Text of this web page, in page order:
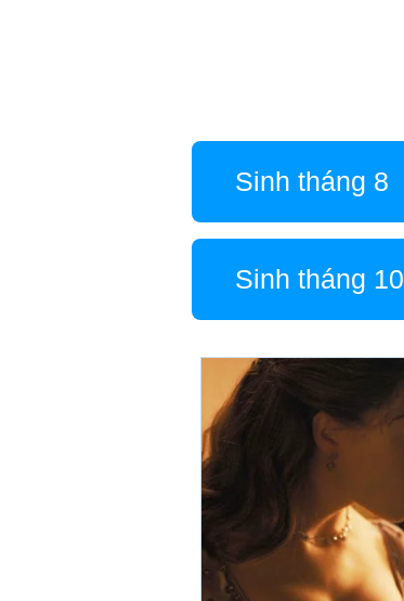
Sinh tháng 8
Sinh tháng 10